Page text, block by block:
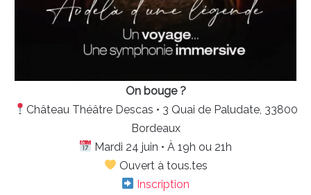
On bouge ?
Château Théâtre Descas • 3 Quai de Paludate, 33800
Bordeaux
Mardi 24 juin • À 19h ou 21h
Ouvert à tous.tes
Inscription